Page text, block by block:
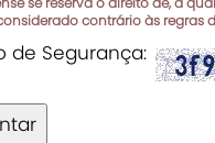
contrário às regras
de Segurança: